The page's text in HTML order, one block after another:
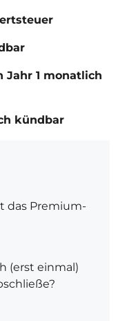
Jahr 1 monatlich
kündbar
das Premium-
(erst einmal)